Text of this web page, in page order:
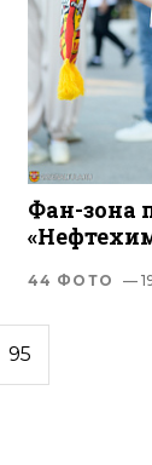
Фан-зона
44 ФОТО —
95